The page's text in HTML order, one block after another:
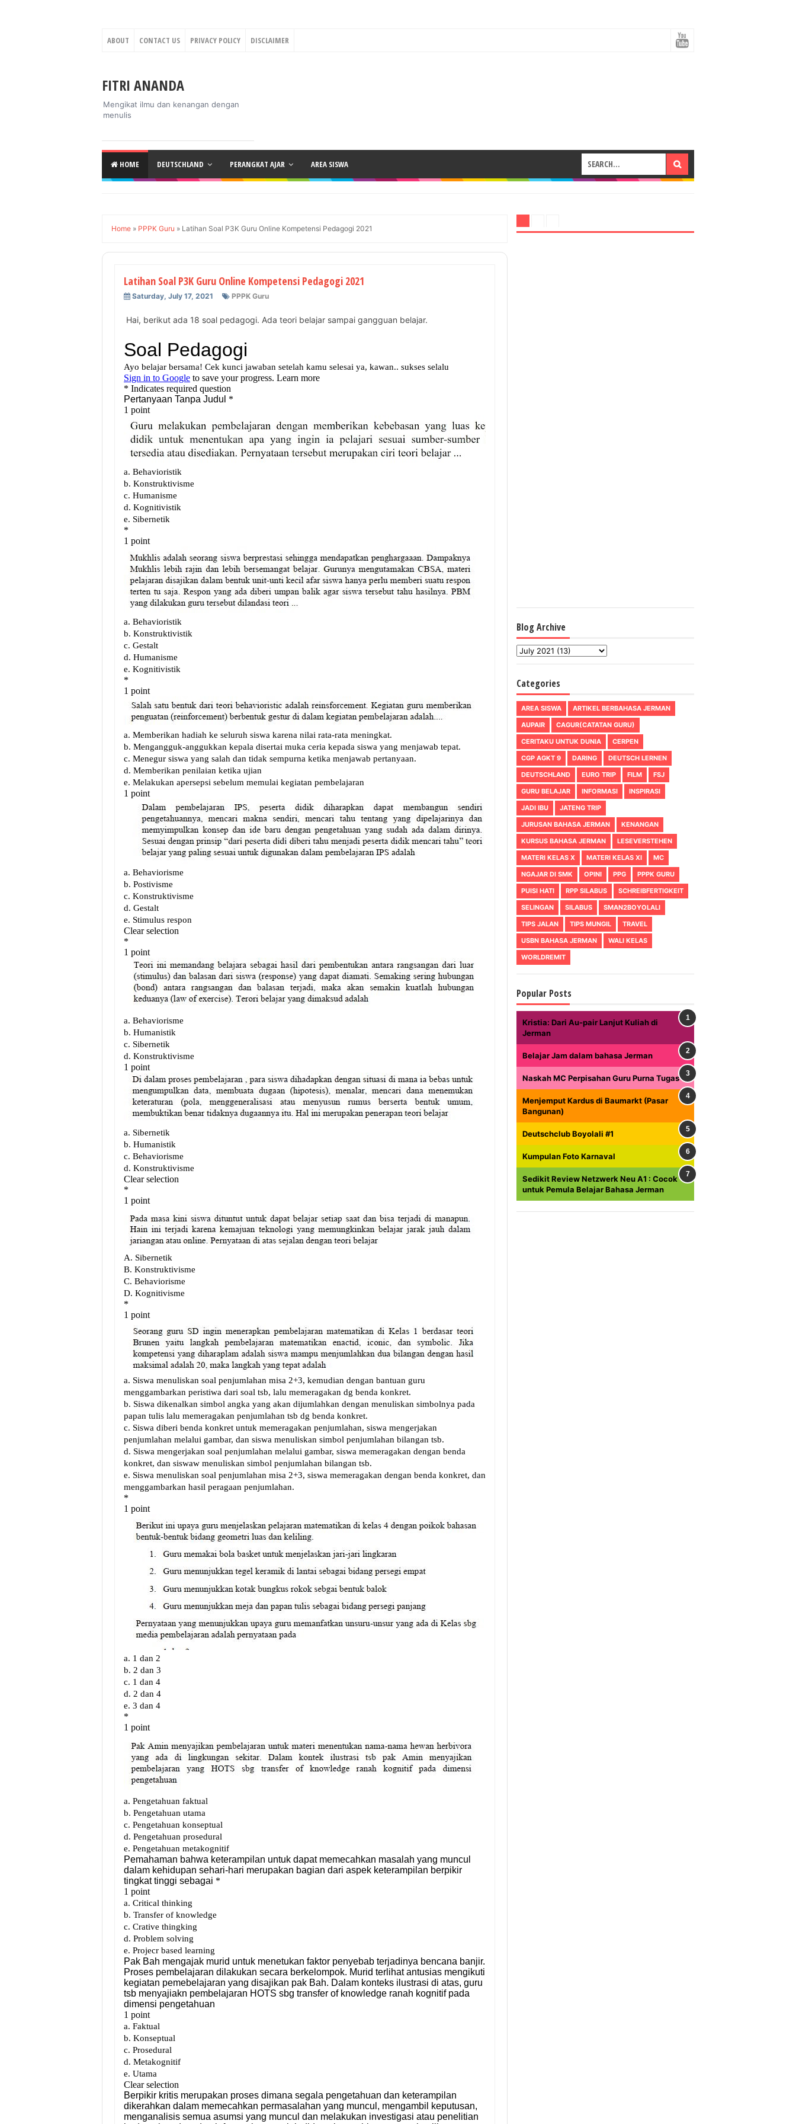
ABOUT CONTACT US PRIVACY POLICY DISCLAIMER
FITRI ANANDA
Mengikat ilmu dan kenangan dengan
menulis
HOME DEUTSCHLAND PERANGKAT AJAR AREA SISWA
Home » PPPK Guru » Latihan Soal P3K Guru Online Kompetensi Pedagogi 2021
Latihan Soal P3K Guru Online Kompetensi Pedagogi 2021
Saturday, July 17, 2021 PPPK Guru
Hai, berikut ada 18 soal pedagogi. Ada teori belajar sampai gangguan belajar.
Blog Archive
Categories
AREA SISWA
ARTIKEL BERBAHASA JERMAN
AUPAIR
CAGUR(CATATAN GURU)
CERITAKU UNTUK DUNIA
CERPEN
CGP AGKT 9
DARING
DEUTSCH LERNEN
DEUTSCHLAND
EURO TRIP FILM
FSJ
GURU BELAJAR
INFORMASI
INSPIRASI
JADI IBU
JATENG TRIP
JURUSAN BAHASA JERMAN
KENANGAN
KURSUS BAHASA JERMAN
LESEVERSTEHEN
MATERI KELAS X
MATERI KELAS XI
MC
NGAJAR DI SMK
OPINI PPG
PPPK GURU
PUISI HATI
RPP SILABUS
SCHREIBFERTIGKEIT
SELINGAN
SILABUS
SMAN2BOYOLALI
TIPS JALAN
TIPS MUNGIL
TRAVEL
USBN BAHASA JERMAN
WALI KELAS
WORLDREMIT
Popular Posts
Kristia: Dari Au-pair Lanjut Kuliah di
Jerman
Belajar Jam dalam bahasa Jerman
Naskah MC Perpisahan Guru Purna Tugas
Menjemput Kardus di Baumarkt (Pasar
Bangunan)
Deutschclub Boyolali #1
Kumpulan Foto Karnaval
Sedikit Review Netzwerk Neu A1 : Cocok
untuk Pemula Belajar Bahasa Jerman